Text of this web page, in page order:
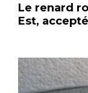
Le renard
Est,